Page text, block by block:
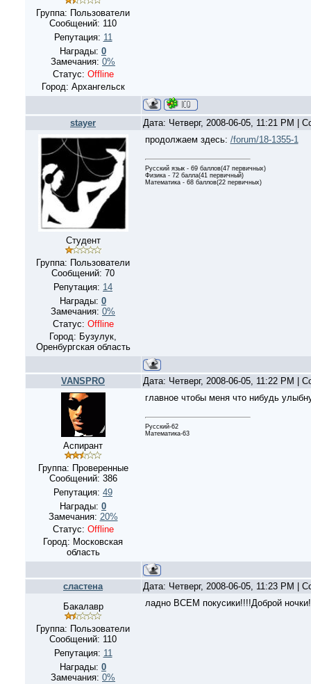
Группа: Пользователи
Сообщений: 110
Репутация: 11
Награды: 0
Замечания: 0%
Статус: Offline
Город: Архангельск
stayer Дата: Четверг, 2008-06-05, 11:21 PM |
Студент
Группа: Пользователи
Сообщений: 70
Репутация: 14
Награды: 0
Замечания: 0%
Статус: Offline
Город: Бузулук,
Оренбургская область
продолжаем здесь: /forum/18-1355-1
Русский язык - 69 баллов(47 первичных)
Физика - 72 балла(41 первичный)
Математика - 68 баллов(22 первичных)
VANSPRO Дата: Четверг, 2008-06-05, 11:22 PM |
Аспирант
Группа: Проверенные
Сообщений: 386
Репутация: 49
Награды: 0
Замечания: 20%
Статус: Offline
Город: Московская
область
главное чтобы меня что нибудь
Русский-62
Математика-63
сластена
Дата: Четверг, 2008-06-05, 11:23 PM |
Бакалавр
Группа: Пользователи
Сообщений: 110
Репутация: 11
Награды: 0
Замечания: 0%
ладно ВСЕМ покусики!!!!Доброй